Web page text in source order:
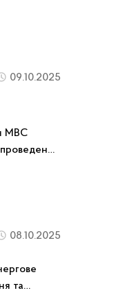
09.10.2025
МВС
проведено
08.10.2025
та